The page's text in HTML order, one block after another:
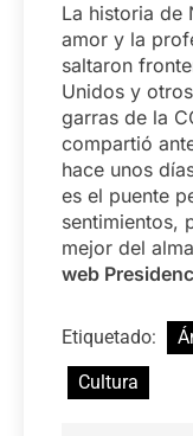
La historia de
amor y la
saltaron
Unidos y
garras de la
compartió
hace unos
es el puente
sentimientos,
mejor del
web
Etiquetado:
Cultura